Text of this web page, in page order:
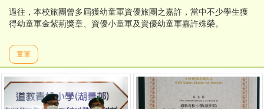
過往，本校旅團曾多屆獲幼童軍資優旅團之嘉許，當中不少學生獲
得幼童軍金紫荊獎章、資優小童軍及資優幼童軍嘉許殊榮。
童軍